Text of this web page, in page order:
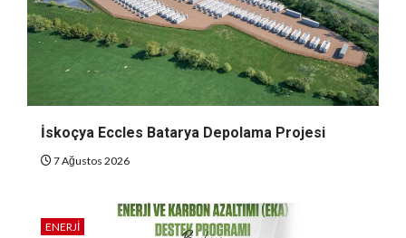
İskoçya Eccles Batarya Depolama Projesi
7 Ağustos 2026
ENERJI